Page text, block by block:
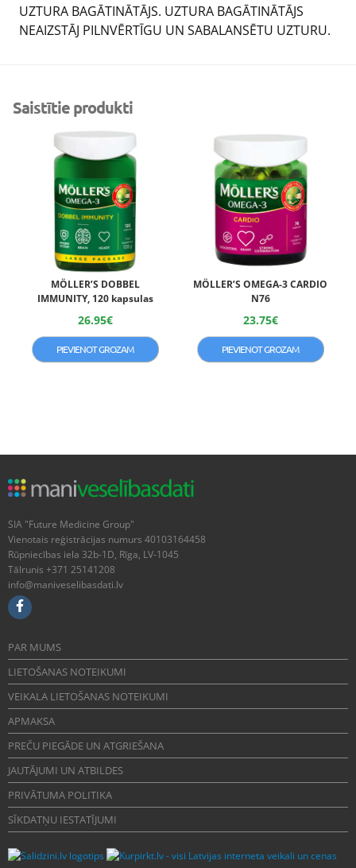
UZTURA BAGĀTINĀTĀJS. UZTURA BAGĀTINĀTĀJS
NEAIZSTĀJ PILNVĒRTĪGU UN SABALANSĒTU UZTURU.
Saistītie produkti
MÖLLER’S DOBBEL
IMMUNITY, 120 kapsulas
26.95€
PIEVIENOT GROZAM
MÖLLER’S OMEGA-3 CARDIO
N76
23.75€
PIEVIENOT GROZAM
SIA "Future Medicine Group"
Vienotais reģistrācijas numurs 40103164458
Rūpniecības iela 32b-1D, Rīga, LV-1045
Tālrunis +371 25141208
info@maniveselibasdati.lv
PAR MUMS
LIETOŠANAS NOTEIKUMI
VEIKALA LIETOŠANAS NOTEIKUMI
APMAKSA
PREČU PIEGĀDE UN ATGRIEŠANA
JAUTĀJUMI UN ATBILDES
PRIVĀTUMA POLITIKA
SĪKDATŅU IESTATĪJUMI